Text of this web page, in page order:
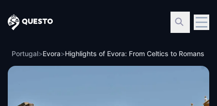
Questo
Portugal>Evora>Highlights of Evora: From Celtics to Romans